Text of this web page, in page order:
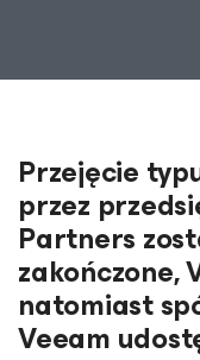
Przejęcie
przez
Partners
zakończone,
natomiast
Veeam